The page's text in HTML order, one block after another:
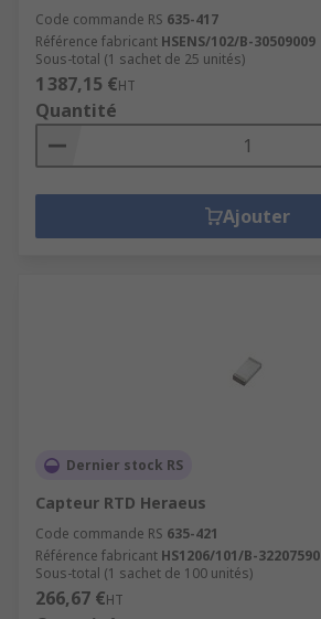
Code commande RS 635-417
Référence fabricant HSENS/102/B-30509009
Sous-total (1 sachet de 25 unités)
1 387,15 €HT
Quantité
Ajouter
Dernier stock RS
Capteur RTD Heraeus
Code commande RS 635-421
Référence fabricant HS1206/101/B-32207590
Sous-total (1 sachet de 100 unités)
266,67 €HT